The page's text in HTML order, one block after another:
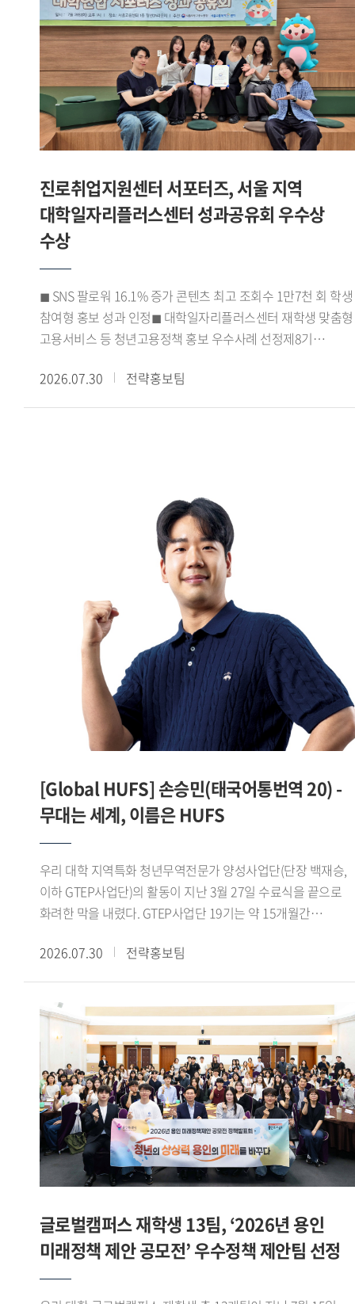
일상에 보험을 더하다 를 주제로 진행됐다. 광미사팀은
수업에서 수행한 팀 프로젝트를 발전시켜 공모전에
출품했으며, 보험 시장이 꾸준히 성장하는 가운데 2030세대의
신규 가입은 감소하고 있다는 점에 주목해 캠페인 전략을
설계했다.광미사팀은 이를 바탕으로 같이, 일상이 되다 라는
캠페인 콘셉트를 제시했다. 보험을 어렵고 복잡하게 인식하는
2030세대가 보다 친근하게 접근할 수 있도록 AI 진단 테스트와
구체적인 실행안을 구성했다.광미사팀은 강민서(팀장 GBT 22),
이정민(독일어통번역 23), 유승원(철학 24), 윤혜령
(이탈리아어통번역 21) 학생으로 구성됐다. 서로 다른 전공의
학생들은 아이디어 도출과 시장 데이터 분석, 캠페인 전략 수립,
기획안 제작에 이르는 전 과정을 함께 수행했다.
코삭챌린저상은 각 지역 예선 출품작 가운데 상위 15% 이내의
우수작에 수여되는 상이다. 이번 수상은 광미사팀의 기획력과
캠페인의 실현 가능성을 인정받은 결과로, 교과목에서 진행한
수업과 실무를 연계한 교육의 성과를 보여주는 사례로
진로취업지원센터 서포터즈, 서울 지역
대학일자리플러스센터 성과공유회 우수상
수상
◼ SNS 팔로워 16.1% 증가 콘텐츠 최고 조회수 1만7천 회 학생
참여형 홍보 성과 인정◼ 대학일자리플러스센터 재학생 맞춤형
고용서비스 등 청년고용정책 홍보 우수사례 선정제8기
대학일자리플러스센터 성과공유회에서 우수상을 수상하며
학생 참여형 진로 취업 홍보 활동의 우수성을 인정받았다.우리
대학일자리플러스센터(거점형) 사업을 비롯해 고용노동부의
재학생 맞춤형 고용서비스와 졸업생 특화프로그램 등을
학생들에게 알리고 참여를 확대하기 위한 다양한 홍보 활동을
펼쳤다.특히 카드뉴스와 숏폼 영상 등 학생들의 이용 방식에
맞춘 디지털 콘텐츠를 제작 운영하며 SNS 팔로워를 16.1%
늘렸고, 콘텐츠 최고 조회수 1만7천 회를 기록하는 등 높은 홍
성과를 거뒀다.이 같은 성과를 바탕으로 제8기
진로취업지원센터 서포터즈는 지난 7월 28일
서울고용복지플러스센터 청년ON 라운지 다목적홀에서 열린
「2026년 서울 지역 대학일자리플러스센터 성과공유회」에서
심사 결과 1위를 기록하며 우수상을 수상했다.서포터즈 대표
서민성 학생(차이나데이터큐레이션전공 23)은 "학생들의
노력했다"며 "학생들과의 공감과 소통을 중심으로 한 활동이
좋은 평가를 받아 뜻깊게 생각한다"고 말했다.한편 우리 대학
대학일자리플러스본부는 이번 성과를 바탕으로 2026학년도
맞춤형 진로 취업 정보 제공과 청년고용정책 홍보를
지속적으로 추진할 계획이다.
2026.07.30 전략홍보팀
[Global HUFS] 손승민(태국어통번역 20) -
무대는 세계, 이름은 HUFS
우리 대학 지역특화 청년무역전문가 양성사업단(단장 백재승,
이하 GTEP사업단)의 활동이 지난 3월 27일 수료식을 끝으로
화려한 막을 내렸다. GTEP사업단 19기는 약 15개월간
이상의 교육과정을 이수하고, 산학협력 기업과 연계한 해외
다양한 실무 프로젝트를 수행했다. 그중 우수학생 부문에서
손승민(태국어통번역 20) 학생이 산업통상자원부 장관상을
받으며 빛나는 성과를 기록했다. - 우수학생 부문에서
산업통상자원부 장관상을 받았습니다. 소감을 들려주세요.
GTEP 19기 친구들 특히 우리 5팀과 함께 고생하며 달린 끝에
산업통상자원부 장관상 이라는 과분한 결과를 얻게 되어 무척
영광스럽습니다. 그리고 아낌없이 지도해주신 백재승 교수님과
김민정 실장님께 감사한 마음이 큽니다. - GTEP사업단을 통해
480시간 이상의 교육과정 이수와 다양한 실무 프로젝트를
경험했습니다. 사업단 활동이 어떤 의미였는지 들어보고
싶습니다. 대학 생활 중 손에 꼽히는 유의미한 활동이면서
한편으로는 쉽지 않은 활동이었다고 느낍니다. 수출입 관련
교육과정을 480시간 이상 받고, 기업과 연계한 실무활동 약
120시간이 진행됐습니다. 처음에는 긴 시간 활동이 가능할까
싶었는데 매 순간 성실하게 임하다 보니 모든 과정을
2026.07.30 전략홍보팀
글로벌캠퍼스 재학생 13팀, ‘2026년 용인
미래정책 제안 공모전’ 우수정책 제안팀 선정